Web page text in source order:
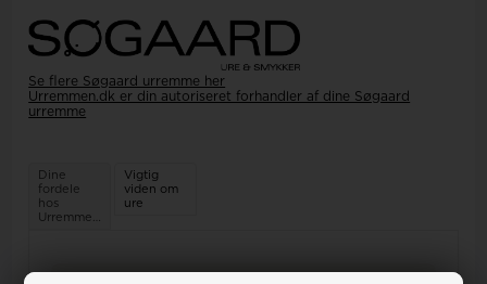
Se flere Søgaard urremme her
Urremmen.dk er din autoriseret forhandler af dine Søgaard
urremme
Dine
fordele
hos
Urremmen.dk
Vigtig
viden om
ure